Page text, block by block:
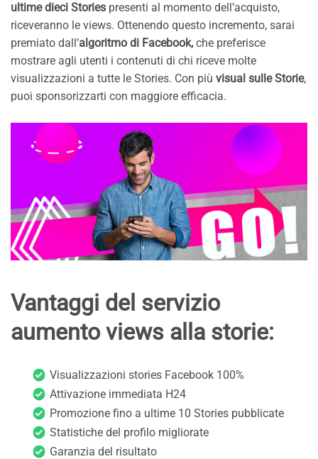
ultime dieci Stories presenti al momento dell’acquisto,
riceveranno le views. Ottenendo questo incremento, sarai
premiato dall’algoritmo di Facebook, che preferisce
mostrare agli utenti i contenuti di chi riceve molte
visualizzazioni a tutte le Stories. Con più visual sulle Storie,
puoi sponsorizzarti con maggiore efficacia.
Vantaggi del servizio
aumento views alla storie:
Visualizzazioni stories Facebook 100%
Attivazione immediata H24
Promozione fino a ultime 10 Stories pubblicate
Statistiche del profilo migliorate
Garanzia del risultato